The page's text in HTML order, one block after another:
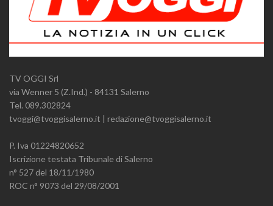
TV OGGI Srl
via Wenner 5 (Z.Ind.) - 84131 Salerno
Tel. 089.302824
tvoggi@tvoggisalerno.it | redazione@tvoggisalerno.it
P. Iva 01224820652
Iscrizione testata Tribunale di Salerno
n° 527 del 18/11/1980
ROC n° 9073 del 29/08/2001